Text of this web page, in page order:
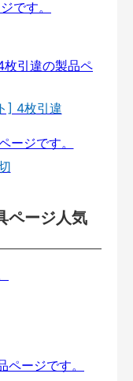
] 4枚引違
ページ人気